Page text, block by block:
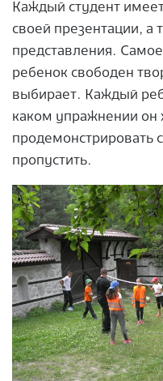
Каждый студент
своей презентации, а
представления.
ребенок свободен
выбирает. Каждый
каком упражнении он
продемонстрировать
пропустить.